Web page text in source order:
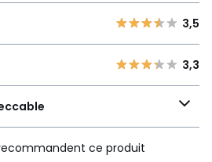
5
3,5
3,3
Impeccable
72% des clients
3,5
3,3
ce produit